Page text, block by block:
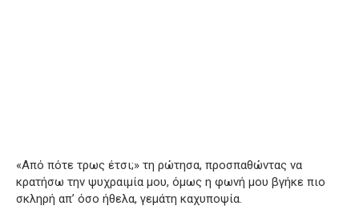
«Από πότε τρως έτσι;» τη ρώτησα, προσπαθώντας να
κρατήσω την ψυχραιμία μου, όμως η φωνή μου βγήκε πιο
σκληρή απ’ όσο ήθελα, γεμάτη καχυποψία.